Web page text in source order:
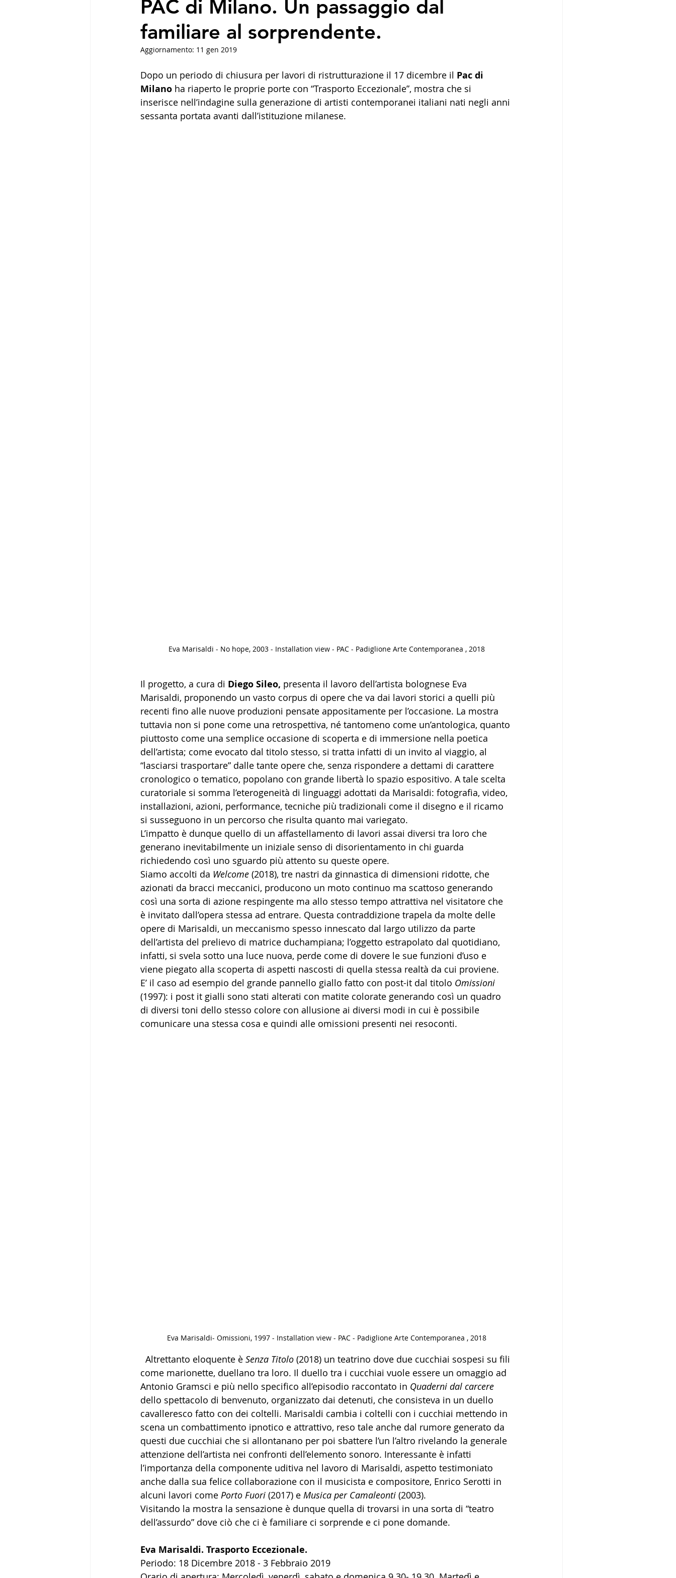
PAC di Milano. Un passaggio dal
familiare al sorprendente.
Aggiornamento: 11 gen 2019
Dopo un periodo di chiusura per lavori di ristrutturazione il 17 dicembre il Pac di
Milano ha riaperto le proprie porte con “Trasporto Eccezionale”, mostra che si
inserisce nell’indagine sulla generazione di artisti contemporanei italiani nati negli anni
sessanta portata avanti dall’istituzione milanese.
Eva Marisaldi - No hope, 2003 - Installation view - PAC - Padiglione Arte Contemporanea , 2018
Il progetto, a cura di Diego Sileo, presenta il lavoro dell’artista bolognese Eva
Marisaldi, proponendo un vasto corpus di opere che va dai lavori storici a quelli più
recenti fino alle nuove produzioni pensate appositamente per l’occasione. La mostra
tuttavia non si pone come una retrospettiva, né tantomeno come un’antologica, quanto
piuttosto come una semplice occasione di scoperta e di immersione nella poetica
dell’artista; come evocato dal titolo stesso, si tratta infatti di un invito al viaggio, al
“lasciarsi trasportare” dalle tante opere che, senza rispondere a dettami di carattere
cronologico o tematico, popolano con grande libertà lo spazio espositivo. A tale scelta
curatoriale si somma l’eterogeneità di linguaggi adottati da Marisaldi: fotografia, video,
installazioni, azioni, performance, tecniche più tradizionali come il disegno e il ricamo
si susseguono in un percorso che risulta quanto mai variegato.
L’impatto è dunque quello di un affastellamento di lavori assai diversi tra loro che
generano inevitabilmente un iniziale senso di disorientamento in chi guarda
richiedendo così uno sguardo più attento su queste opere.
Siamo accolti da Welcome (2018), tre nastri da ginnastica di dimensioni ridotte, che
azionati da bracci meccanici, producono un moto continuo ma scattoso generando
così una sorta di azione respingente ma allo stesso tempo attrattiva nel visitatore che
è invitato dall’opera stessa ad entrare. Questa contraddizione trapela da molte delle
opere di Marisaldi, un meccanismo spesso innescato dal largo utilizzo da parte
dell’artista del prelievo di matrice duchampiana; l’oggetto estrapolato dal quotidiano,
infatti, si svela sotto una luce nuova, perde come di dovere le sue funzioni d’uso e
viene piegato alla scoperta di aspetti nascosti di quella stessa realtà da cui proviene.
E’ il caso ad esempio del grande pannello giallo fatto con post-it dal titolo Omissioni
(1997): i post it gialli sono stati alterati con matite colorate generando così un quadro
di diversi toni dello stesso colore con allusione ai diversi modi in cui è possibile
comunicare una stessa cosa e quindi alle omissioni presenti nei resoconti.
Eva Marisaldi- Omissioni, 1997 - Installation view - PAC - Padiglione Arte Contemporanea , 2018
  Altrettanto eloquente è
Senza Titolo (2018) un teatrino dove due cucchiai sospesi su fili
come marionette, duellano tra loro. Il duello tra i cucchiai vuole essere un omaggio ad
Antonio Gramsci e più nello specifico all’episodio raccontato in Quaderni dal carcere
dello spettacolo di benvenuto, organizzato dai detenuti, che consisteva in un duello
cavalleresco fatto con dei coltelli. Marisaldi cambia i coltelli con i cucchiai mettendo in
scena un combattimento ipnotico e attrattivo, reso tale anche dal rumore generato da
questi due cucchiai che si allontanano per poi sbattere l’un l’altro rivelando la generale
attenzione dell’artista nei confronti dell’elemento sonoro. Interessante è infatti
l’importanza della componente uditiva nel lavoro di Marisaldi, aspetto testimoniato
anche dalla sua felice collaborazione con il musicista e compositore, Enrico Serotti in
alcuni lavori come Porto Fuori (2017) e Musica per Camaleonti (2003).
Visitando la mostra la sensazione è dunque quella di trovarsi in una sorta di “teatro
dell’assurdo” dove ciò che ci è familiare ci sorprende e ci pone domande.
Eva Marisaldi. Trasporto Eccezionale.
Periodo: 18 Dicembre 2018 - 3 Febbraio 2019